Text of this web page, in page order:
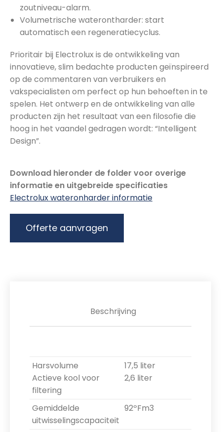
zoutniveau-alarm.
Volumetrische waterontharder: start
automatisch een regeneratiecyclus.
Prioritair bij Electrolux is de ontwikkeling van
innovatieve, slim bedachte producten geïnspireerd
op de commentaren van verbruikers en
vakspecialisten om perfect op hun behoeften in te
spelen. Het ontwerp en de ontwikkeling van alle
producten zijn het resultaat van een filosofie die
hoog in het vaandel gedragen wordt: “Intelligent
Design”.
Download hieronder de folder voor overige
informatie en uitgebreide specificaties
Electrolux wateronharder informatie
Offerte aanvragen
Beschrijving
Harsvolume
Actieve kool voor
filtering
17,5 liter
2,6 liter
Gemiddelde
uitwisselingscapaciteit
92ºFm3